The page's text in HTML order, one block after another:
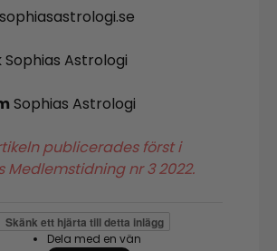
sophiasastrologi.se
Sophias Astrologi
Sophias Astrologi
publicerades först i
Medlemstidning nr 3 2022.
Skänk ett hjärta till detta inlägg
Dela med en vän